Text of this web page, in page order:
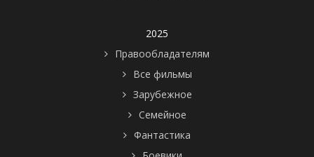
2025
Правообладателям
Все фильмы
Зарубежное
Семейное
Фантастика